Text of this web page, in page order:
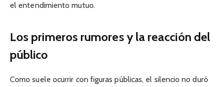
el entendimiento mutuo.
Los primeros rumores y la reacción del
público
Como suele ocurrir con figuras públicas, el silencio no duró